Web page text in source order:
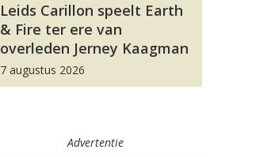
Leids Carillon speelt Earth
& Fire ter ere van
overleden Jerney Kaagman
7 augustus 2026
Advertentie